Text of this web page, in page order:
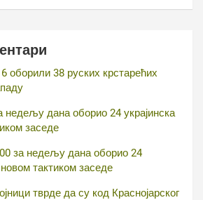
оборили 38 руских крстарећих
недељу дана оборио 24 украјинска
заседе
за недељу дана оборио 24
тактиком заседе
тврде да су код Краснојарског